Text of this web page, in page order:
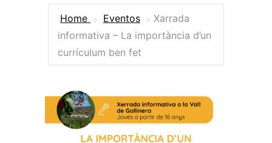
Home Eventos
Xarrada
informativa – La importància d’un
currículum ben fet